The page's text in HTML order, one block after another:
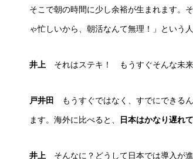
そこで朝の時間に少し余裕が生まれます。
ゃ忙しいから、朝活なんて無理！」という
井上 それはステキ！ もうすぐそんな未
戸井田 もうすぐではなく、すでにできる
ます。海外に比べると、 日本はかなり遅れ
井上 そんなに？どうして日本では導入が